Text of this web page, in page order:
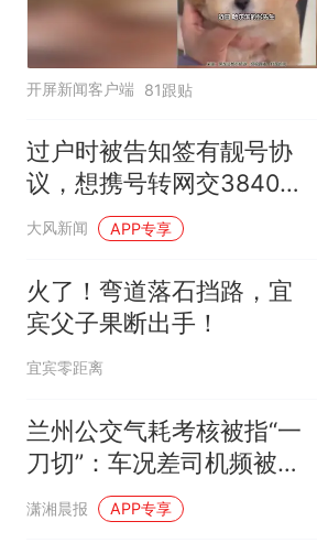
开屏新闻客户端 81跟贴
过户时被告知签有靓号协
议，想携号转网交3840元
违约金，“电信拿不出靓号
协议原件，电子签名跟我
笔迹不一样”
大风新闻 APP专享
火了！弯道落石挡路，宜
宾父子果断出手！
宜宾零距离
兰州公交气耗考核被指“一
刀切”：车况差司机频被扣
钱，有乘客质疑部分公交
车不开空调与此有关，公
潇湘晨报 APP专享